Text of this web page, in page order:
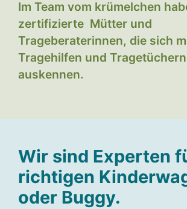
Im Team vom krümelchen
zertifizierte Mütter und
Trageberaterinnen, die sich
Tragehilfen und
auskennen.
Wir sind Experten
richtigen
oder Buggy.